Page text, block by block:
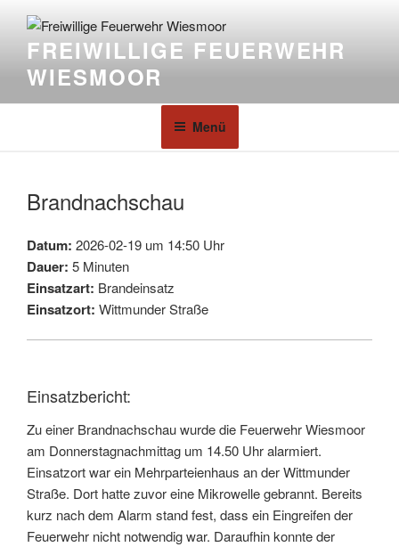
FREIWILLIGE FEUERWEHR
WIESMOOR
Menü
Brandnachschau
Datum: 2026-02-19 um 14:50 Uhr
Dauer: 5 Minuten
Einsatzart: Brandeinsatz
Einsatzort: Wittmunder Straße
Einsatzbericht:
Zu einer Brandnachschau wurde die Feuerwehr Wiesmoor
am Donnerstagnachmittag um 14.50 Uhr alarmiert.
Einsatzort war ein Mehrparteienhaus an der Wittmunder
Straße. Dort hatte zuvor eine Mikrowelle gebrannt. Bereits
kurz nach dem Alarm stand fest, dass ein Eingreifen der
Feuerwehr nicht notwendig war. Daraufhin konnte der